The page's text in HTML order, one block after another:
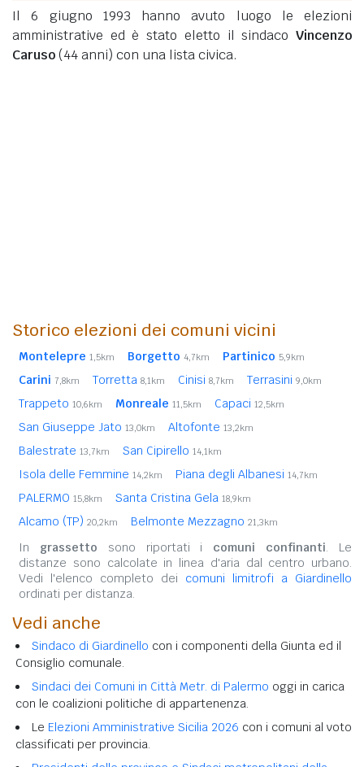
Il 6 giugno 1993 hanno avuto luogo le elezioni
amministrative ed è stato eletto il sindaco Vincenzo
Caruso(44 anni) con una lista civica.
Storico elezioni dei comuni vicini
Montelepre 1,5km Borgetto 4,7km Partinico 5,9km
Carini 7,8km Torretta 8,1km Cinisi 8,7km Terrasini 9,0km
Trappeto 10,6km Monreale 11,5km Capaci 12,5km
San Giuseppe Jato 13,0km Altofonte 13,2km
Balestrate 13,7km San Cipirello 14,1km
Isola delle Femmine 14,2km Piana degli Albanesi 14,7km
PALERMO 15,8km Santa Cristina Gela 18,9km
Alcamo (TP) 20,2km Belmonte Mezzagno 21,3km
In grassetto sono riportati i comuni confinanti. Le
distanze sono calcolate in linea d'aria dal centro urbano.
Vedi l'elenco completo dei comuni limitrofi a Giardinello
ordinati per distanza.
Vedi anche
Sindaco di Giardinello con i componenti della Giunta ed il
Consiglio comunale.
Sindaci dei Comuni in Città Metr. di Palermo oggi in carica
con le coalizioni politiche di appartenenza.
Le Elezioni Amministrative Sicilia 2026 con i comuni al voto
classificati per provincia.